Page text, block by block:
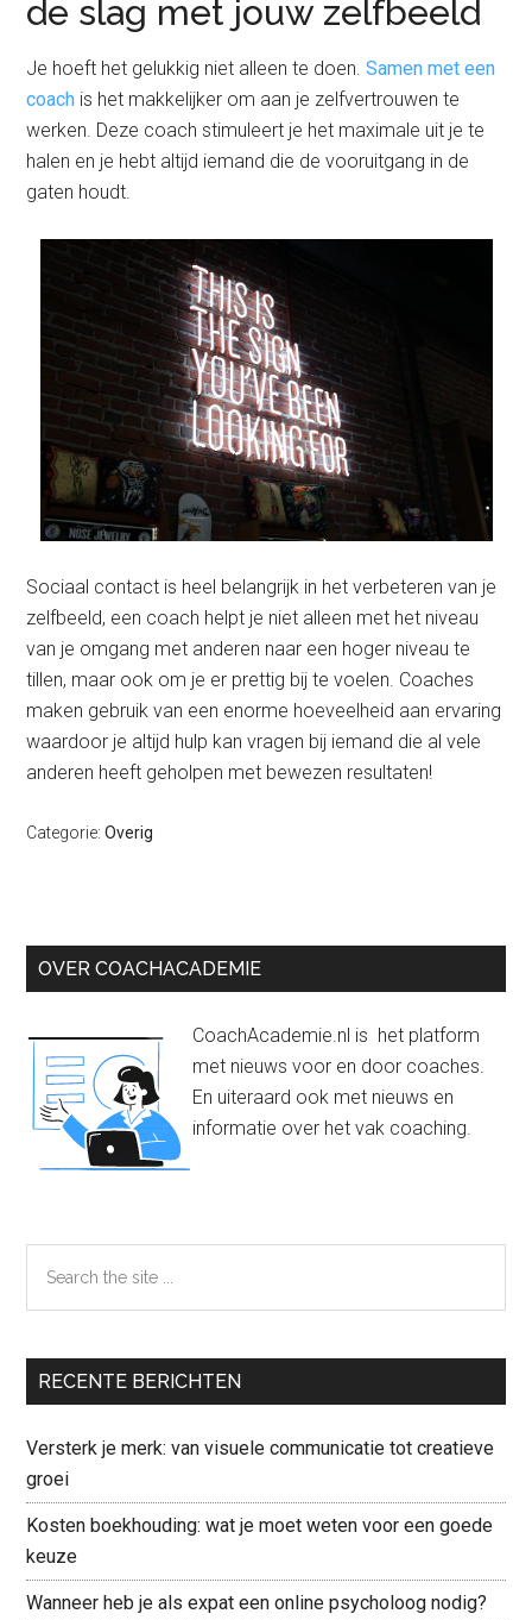
de slag met jouw zelfbeeld
Je hoeft het gelukkig niet alleen te doen.Samen met een
coach is het makkelijker om aan je zelfvertrouwen te
werken. Deze coach stimuleert je het maximale uit je te
halen en je hebt altijd iemand die de vooruitgang in de
gaten houdt.
Sociaal contact is heel belangrijk in het verbeteren van je
zelfbeeld, een coach helpt je niet alleen met het niveau
van je omgang met anderen naar een hoger niveau te
tillen, maar ook om je er prettig bij te voelen. Coaches
maken gebruik van een enorme hoeveelheid aan ervaring
waardoor je altijd hulp kan vragen bij iemand die al vele
anderen heeft geholpen met bewezen resultaten!
Categorie:Overig
Primaire
OVER COACHACADEMIE
CoachAcademie.nl is het platform
met nieuws voor en door coaches.
En uiteraard ook met nieuws en
informatie over het vak coaching.
the
RECENTE BERICHTEN
Versterk je merk: van visuele communicatie tot creatieve
groei
Kosten boekhouding: wat je moet weten voor een goede
keuze
Wanneer heb je als expat een online psycholoog nodig?